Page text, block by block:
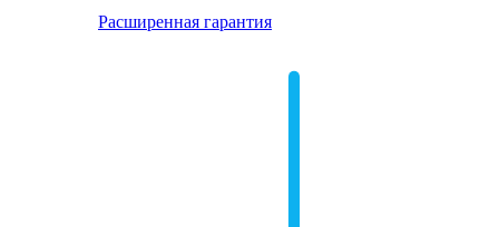
Расширенная гарантия